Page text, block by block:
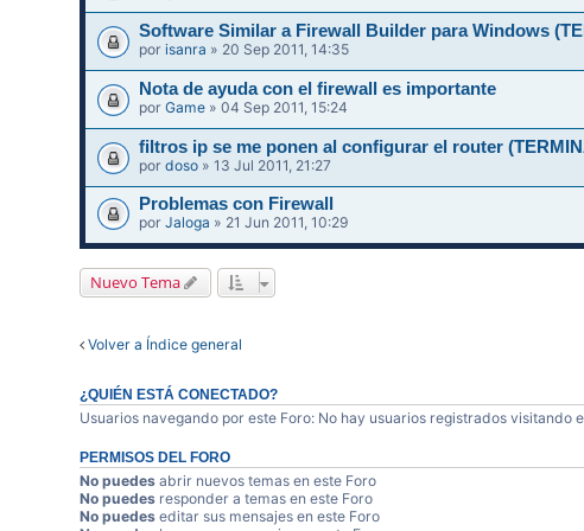
Software Similar a Firewall Builder para Windows
porisanra » 20 Sep 2011, 14:35
Nota de ayuda con el firewall es importante
porGame » 04 Sep 2011, 15:24
filtros ip se me ponen al configurar el router
pordoso » 13 Jul 2011, 21:27
Problemas con Firewall
porJaloga » 21 Jun 2011, 10:29
Nuevo Tema
Volver a Índice general
¿QUIÉN ESTÁ CONECTADO?
Usuarios navegando por este Foro: No hay usuarios registrados visitando
PERMISOS DEL FORO
No puedes abrir nuevos temas en este Foro
No puedes responder a temas en este Foro
No puedes editar sus mensajes en este Foro